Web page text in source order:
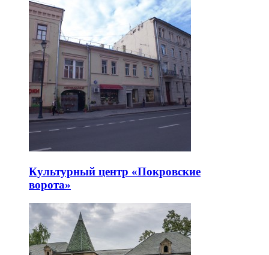
Культурный центр «Покровские
ворота»